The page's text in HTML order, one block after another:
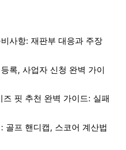
사항: 재판부 대응과 주장
록, 사업자 신청 완벽 가이
핏 추천 완벽 가이드: 실패
골프 핸디캡, 스코어 계산법